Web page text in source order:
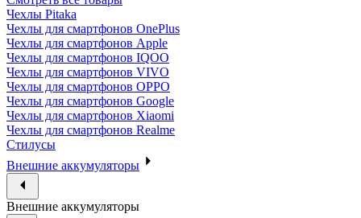
Чехлы Pitaka
Чехлы для смартфонов OnePlus
Чехлы для смартфонов Apple
Чехлы для смартфонов IQOO
Чехлы для смартфонов VIVO
Чехлы для смартфонов OPPO
Чехлы для смартфонов Google
Чехлы для смартфонов Xiaomi
Чехлы для смартфонов Realme
Стилусы
Внешние аккумуляторы
Внешние аккумуляторы